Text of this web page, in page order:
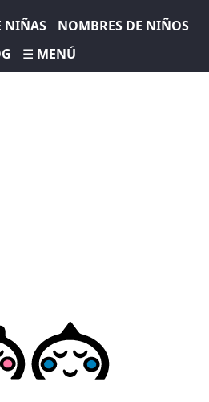
NIÑAS
NOMBRES DE NIÑOS
☰ MENÚ